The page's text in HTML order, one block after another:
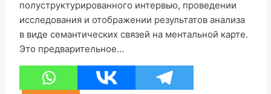
полуструктурированного интервью, проведении
исследования и отображении результатов анализа
в виде семантических связей на ментальной карте.
Это предварительное…